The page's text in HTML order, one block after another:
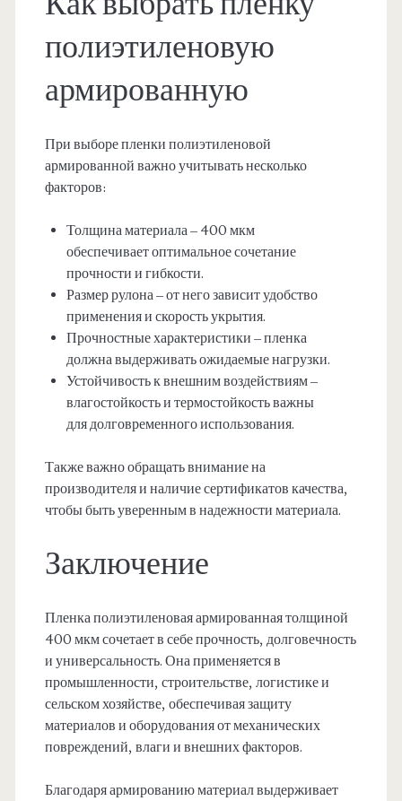
полиэтиленовую
армированную
При выборе пленки полиэтиленовой
армированной важно учитывать несколько
факторов:
Толщина материала – 400 мкм
обеспечивает оптимальное сочетание
прочности и гибкости.
Размер рулона – от него зависит удобство
применения и скорость укрытия.
Прочностные характеристики – пленка
должна выдерживать ожидаемые нагрузки.
Устойчивость к внешним воздействиям –
влагостойкость и термостойкость важны
для долговременного использования.
Также важно обращать внимание на
производителя и наличие сертификатов качества,
чтобы быть уверенным в надежности материала.
Заключение
Пленка полиэтиленовая армированная толщиной
400 мкм сочетает в себе прочность, долговечность
и универсальность. Она применяется в
промышленности, строительстве, логистике и
сельском хозяйстве, обеспечивая защиту
материалов и оборудования от механических
повреждений, влаги и внешних факторов.
Благодаря армированию материал выдерживает